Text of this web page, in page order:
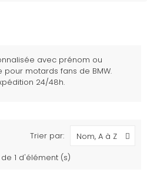
avec prénom ou
motards fans de BMW.
24/48h.
Trier par:
Nom, A à Z
de 1 d'élément (s)